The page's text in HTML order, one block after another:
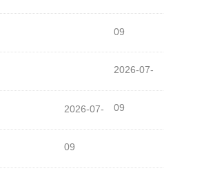
09
2026-07-
09
2026-07-
09